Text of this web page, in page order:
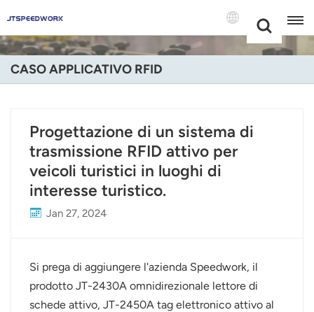
+86 -18681515767
English
Deutsch
Русский
Português
Nederland
CASO APPLICATIVO RFID
Progettazione di un sistema di
trasmissione RFID attivo per
veicoli turistici in luoghi di
interesse turistico.
Jan 27, 2024
Si prega di aggiungere l'azienda Speedwork, il
prodotto JT-2430A omnidirezionale lettore di
schede attivo, JT-2450A tag elettronico attivo al